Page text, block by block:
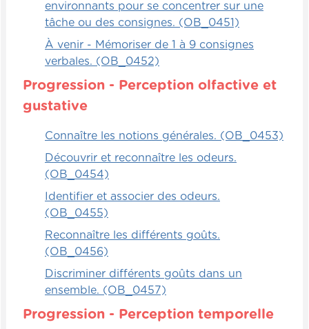
environnants pour se concentrer sur une
tâche ou des consignes. (OB_0451)
À venir - Mémoriser de 1 à 9 consignes
verbales. (OB_0452)
Progression - Perception olfactive et
gustative
Connaître les notions générales. (OB_0453)
Découvrir et reconnaître les odeurs.
(OB_0454)
Identifier et associer des odeurs.
(OB_0455)
Reconnaître les différents goûts.
(OB_0456)
Discriminer différents goûts dans un
ensemble. (OB_0457)
Progression - Perception temporelle